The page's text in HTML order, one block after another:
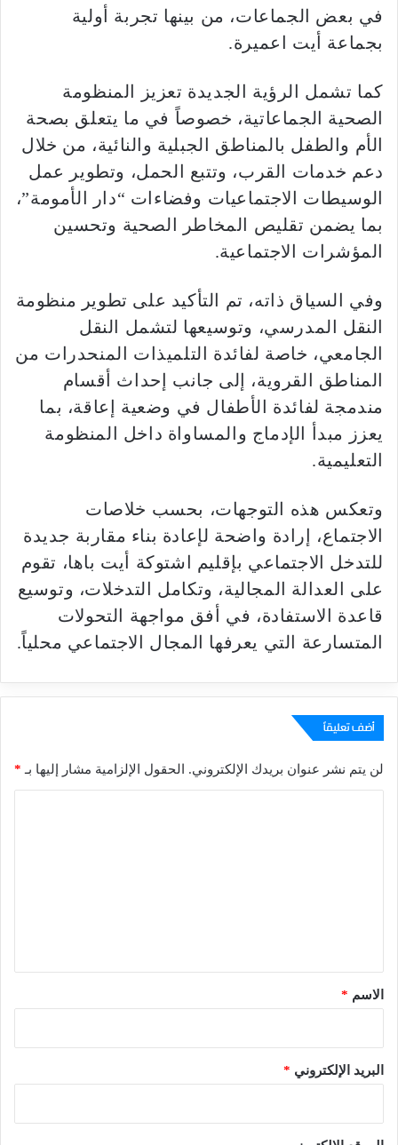
في بعض الجماعات، من بينها تجربة أولية
بجماعة أيت اعميرة.
كما تشمل الرؤية الجديدة تعزيز المنظومة
الصحية الجماعاتية، خصوصاً في ما يتعلق بصحة
الأم والطفل بالمناطق الجبلية والنائية، من خلال
دعم خدمات القرب، وتتبع الحمل، وتطوير عمل
الوسيطات الاجتماعيات وفضاءات “دار الأمومة”،
بما يضمن تقليص المخاطر الصحية وتحسين
المؤشرات الاجتماعية.
وفي السياق ذاته، تم التأكيد على تطوير منظومة
النقل المدرسي، وتوسيعها لتشمل النقل
الجامعي، خاصة لفائدة التلميذات المنحدرات من
المناطق القروية، إلى جانب إحداث أقسام
مندمجة لفائدة الأطفال في وضعية إعاقة، بما
يعزز مبدأ الإدماج والمساواة داخل المنظومة
التعليمية.
وتعكس هذه التوجهات، بحسب خلاصات
الاجتماع، إرادة واضحة لإعادة بناء مقاربة جديدة
للتدخل الاجتماعي بإقليم اشتوكة أيت باها، تقوم
على العدالة المجالية، وتكامل التدخلات، وتوسيع
قاعدة الاستفادة، في أفق مواجهة التحولات
المتسارعة التي يعرفها المجال الاجتماعي محلياً.
أضف تعليقاً
لن يتم نشر عنوان بريدك الإلكتروني. الحقول الإلزامية مشار إليها بـ *
*الاسم *
البريد الإلكتروني *